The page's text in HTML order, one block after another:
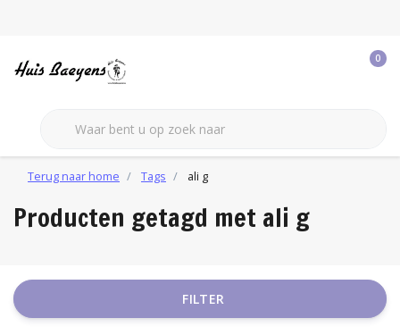
0
Terug naar home Tags ali g
Producten getagd met ali g
FILTER